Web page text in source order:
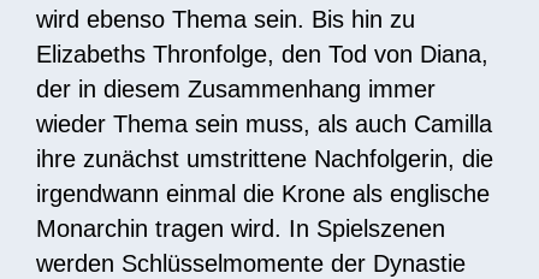
wird ebenso Thema sein. Bis hin zu
Elizabeths Thronfolge, den Tod von Diana,
der in diesem Zusammenhang immer
wieder Thema sein muss, als auch Camilla
ihre zunächst umstrittene Nachfolgerin, die
irgendwann einmal die Krone als englische
Monarchin tragen wird. In Spielszenen
werden Schlüsselmomente der Dynastie